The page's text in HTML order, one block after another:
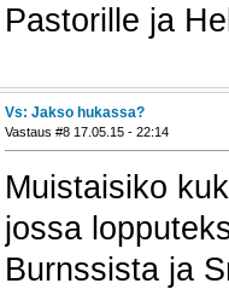
Pastorille ja
Vs: Jakso hukassa?
Vastaus #8 17.05.15 - 22:14
Muistaisiko
jossa
Burnssista ja